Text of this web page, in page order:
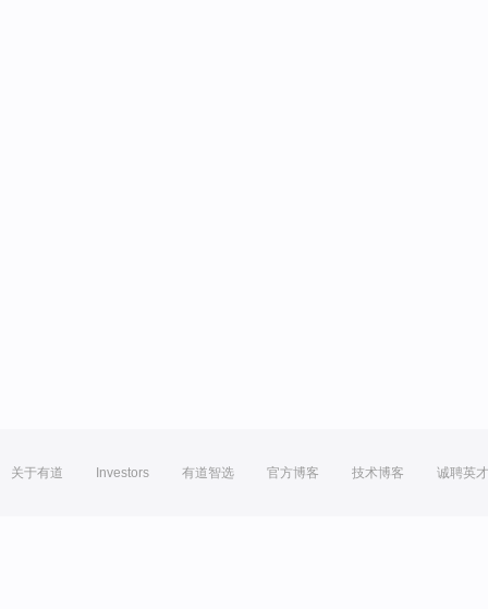
关于有道 Investors 有道智选 官方博客 技术博客 诚聘英才